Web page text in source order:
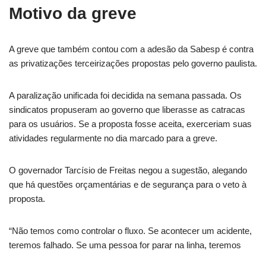
Motivo da greve
A greve que também contou com a adesão da Sabesp é contra
as privatizações terceirizações propostas pelo governo paulista.
A paralização unificada foi decidida na semana passada. Os
sindicatos propuseram ao governo que liberasse as catracas
para os usuários. Se a proposta fosse aceita, exerceriam suas
atividades regularmente no dia marcado para a greve.
O governador Tarcísio de Freitas negou a sugestão, alegando
que há questões orçamentárias e de segurança para o veto à
proposta.
“Não temos como controlar o fluxo. Se acontecer um acidente,
teremos falhado. Se uma pessoa for parar na linha, teremos